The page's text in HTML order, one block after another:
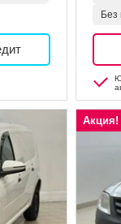
Без
Акция!